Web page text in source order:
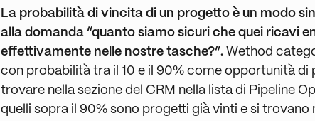
La probabilità di vincita di un progetto è un modo
alla domanda “quanto siamo sicuri che quei ricavi
effettivamente nelle nostre tasche?”.Wethod
con probabilità tra il 10 e il 90% come opportunità
trovare nella sezione del CRM nella lista di Pipeline
quelli sopra il 90% sono progetti già vinti e si trovano